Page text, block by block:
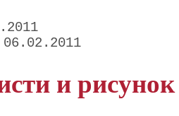
06.02.2011
и